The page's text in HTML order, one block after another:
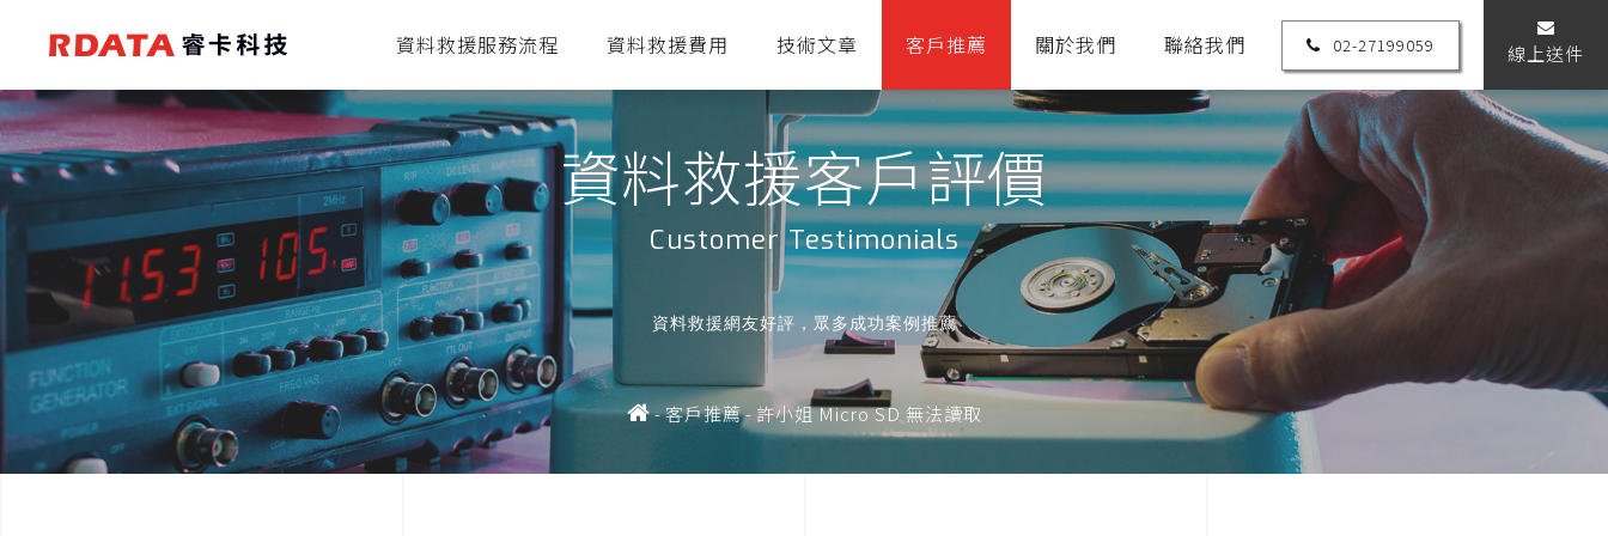
資料救援服務流程 資料救援費用 技術文章 客戶推薦 關於我們 聯絡我們 02-27199059 線上送件
資料救援客戶評價
Customer Testimonials
資料救援網友好評，眾多成功案例推薦
-客戶推薦- 許小姐 Micro SD 無法讀取